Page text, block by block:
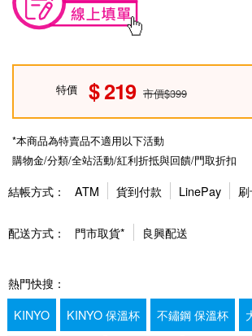
特價 219 市價$399
*本商品為特賣品不適用以下活動
購物金/分類/全站活動/紅利折抵與回饋/門取折扣
結帳方式： ATM 貨到付款 LinePay
配送方式： 門市取貨* 良興配送
熱門快搜：
KINYO
KINYO 保溫杯 不鏽鋼 保溫杯